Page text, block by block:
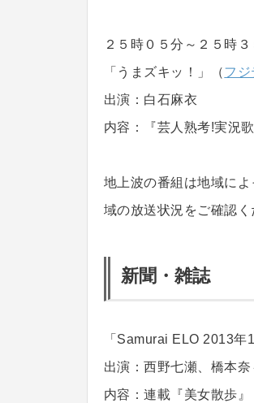
２５時０５分～２５時３
「うまズキッ！」（フジ
出演：白石麻衣
内容：『芸人熟考!実況
地上波の番組は地域に
域の放送状況をご確認く
新聞・雑誌
「Samurai ELO 2013年
出演：西野七瀬、橋本
内容：連載『美女散歩』